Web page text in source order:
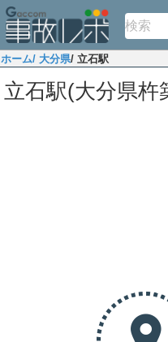
ホーム/ 大分県/ 立石駅
立石駅(大分県杵